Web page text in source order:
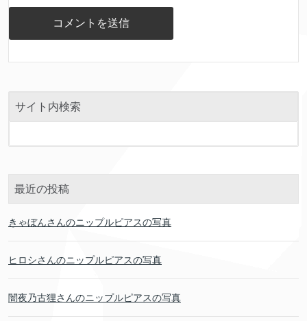
サイト内検索
最近の投稿
きゃぼんさんのニップルピアスの写真
ヒロシさんのニップルピアスの写真
闇夜乃古狸さんのニップルピアスの写真